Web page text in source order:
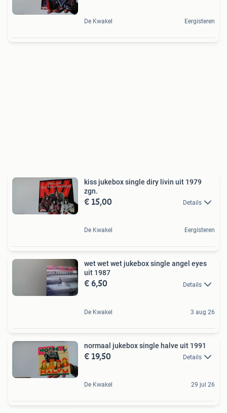
De Kwakel Eergisteren
kiss jukebox single diry livin uit 1979
zgn.
€ 15,00 Details
De Kwakel Eergisteren
wet wet wet jukebox single angel eyes
uit 1987
€ 6,50 Details
De Kwakel 3 aug 26
normaal jukebox single halve uit 1991
€ 19,50 Details
De Kwakel 29 jul 26